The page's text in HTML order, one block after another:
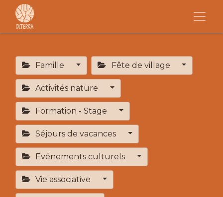
Famille Fête de village
Activités nature
Formation - Stage
Séjours de vacances
Evénements culturels
Vie associative